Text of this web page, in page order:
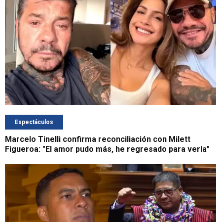
Espectáculos
Marcelo Tinelli confirma reconciliación con Milett
Figueroa: "El amor pudo más, he regresado para verla"